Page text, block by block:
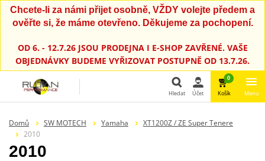
Chcete-li za námi přijet osobně, VŽDY volejte předem a
ověřte si, že máme otevřeno. Děkujeme za pochopení.
OD 6. - 12.7.26 JSOU PRODEJNA I E-SHOP ZAVŘENÉ. VAŠE
OBJEDNÁVKY BUDEME VYŘIZOVAT POSTUPNĚ OD 13.7.26.
Hledat
Hledat Účet
0
Košík Menu
Domů SW MOTECH Yamaha
XT1200Z / ZE Super Tenere
2010
2010